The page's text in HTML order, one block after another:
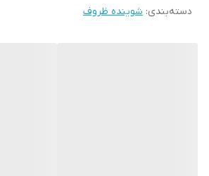
دسته‌بندی: شوینده ظروف